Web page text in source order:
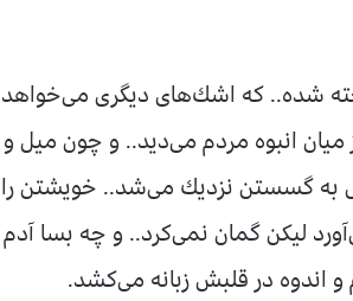
شده.. كه اشك‌های دیگری می‌خواهد
انبوه مردم می‌دید.. و چون میل و
گسستن نزدیك می‌شد.. خویشتن را
لیكن گمان نمی‌كرد.. و چه بسا آدم
اندوه در قلبش زبانه می‌كشد.